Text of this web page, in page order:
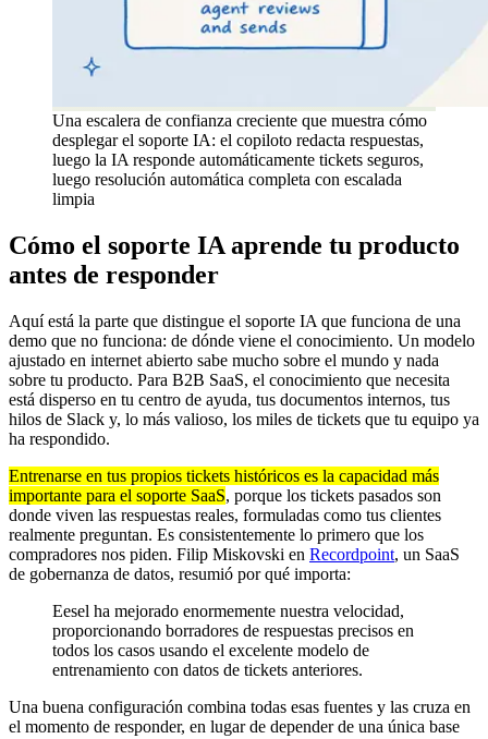
Una escalera de confianza creciente que muestra cómo
desplegar el soporte IA: el copiloto redacta respuestas,
luego la IA responde automáticamente tickets seguros,
luego resolución automática completa con escalada
limpia
Cómo el soporte IA aprende tu producto
antes de responder
Aquí está la parte que distingue el soporte IA que funciona de una
demo que no funciona: de dónde viene el conocimiento. Un modelo
ajustado en internet abierto sabe mucho sobre el mundo y nada
sobre tu producto. Para B2B SaaS, el conocimiento que necesita
está disperso en tu centro de ayuda, tus documentos internos, tus
hilos de Slack y, lo más valioso, los miles de tickets que tu equipo ya
ha respondido.
Entrenarse en tus propios tickets históricos es la capacidad más
importante para el soporte SaaS, porque los tickets pasados son
donde viven las respuestas reales, formuladas como tus clientes
realmente preguntan. Es consistentemente lo primero que los
compradores nos piden. Filip Miskovski en Recordpoint, un SaaS
de gobernanza de datos, resumió por qué importa:
Eesel ha mejorado enormemente nuestra velocidad,
proporcionando borradores de respuestas precisos en
todos los casos usando el excelente modelo de
entrenamiento con datos de tickets anteriores.
Una buena configuración combina todas esas fuentes y las cruza en
el momento de responder, en lugar de depender de una única base